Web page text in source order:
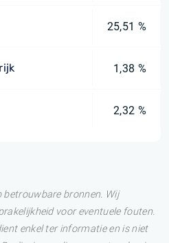
25,51 %
1,38 %
2,32 %
betrouwbare bronnen. Wij
voor eventuele fouten.
enkel ter informatie en is niet